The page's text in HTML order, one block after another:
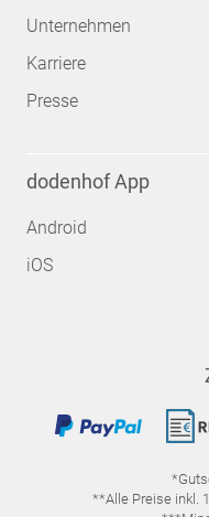
Unternehmen
Karriere
Presse
dodenhof App
Android
iOS
**Alle Preise inkl.